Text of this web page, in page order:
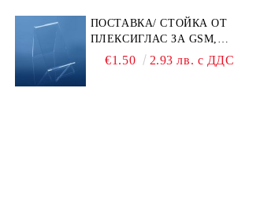
ПОСТАВКА/ СТОЙКА ОТ
ПЛЕКСИГЛАС ЗА GSM,
ТЕЛЕФОН, СМАРТФОН И
€1.50 2.93 лв. с ДДС